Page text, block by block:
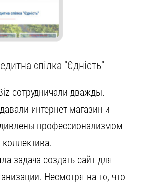
спілка "Єдність"
сотрудничали дважды.
интернет магазин и
профессионализмом
задача создать сайт для
Несмотря на то, что